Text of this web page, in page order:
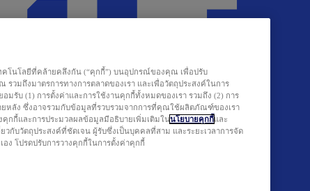
ทคโนโลยีที่คล้ายคลึงกัน (“คุกกี้”) บนอุปกรณ์ของคุณ เพื่อปรับ
วมถึงมาตรการทางการตลาดของเรา และเพื่อวัตถุประสงค์ในการ
มรับ (1) การตั้งค่าและการใช้งานคุกกี้ทั้งหมดของเรา รวมถึง (2) การ
หลัง ซึ่งอาจรวมกับข้อมูลที่รวบรวมจากการที่คุณใช้ผลิตภัณฑ์ของเรา
คุกกี้และการประมวลผลข้อมูลมีอธิบายเพิ่มเติมในนโยบายคุกกี้และ
ยวกับวัตถุประสงค์ที่ชัดเจน ผู้รับซึ่งเป็นบุคคลที่สาม และระยะเวลาการจัด
ง โปรดปรับการวางคุกกี้ในการตั้งค่าคุกกี้